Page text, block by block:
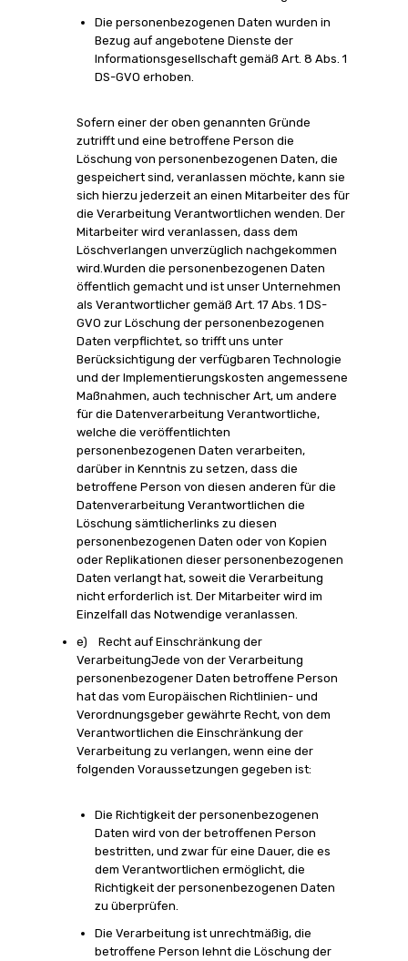
Die personenbezogenen Daten wurden in
Bezug auf angebotene Dienste der
Informationsgesellschaft gemäß Art. 8 Abs. 1
DS-GVO erhoben.
Sofern einer der oben genannten Gründe
zutrifft und eine betroffene Person die
Löschung von personenbezogenen Daten, die
gespeichert sind, veranlassen möchte, kann sie
sich hierzu jederzeit an einen Mitarbeiter des für
die Verarbeitung Verantwortlichen wenden. Der
Mitarbeiter wird veranlassen, dass dem
Löschverlangen unverzüglich nachgekommen
wird.Wurden die personenbezogenen Daten
öffentlich gemacht und ist unser Unternehmen
als Verantwortlicher gemäß Art. 17 Abs. 1 DS-
GVO zur Löschung der personenbezogenen
Daten verpflichtet, so trifft uns unter
Berücksichtigung der verfügbaren Technologie
und der Implementierungskosten angemessene
Maßnahmen, auch technischer Art, um andere
für die Datenverarbeitung Verantwortliche,
welche die veröffentlichten
personenbezogenen Daten verarbeiten,
darüber in Kenntnis zu setzen, dass die
betroffene Person von diesen anderen für die
Datenverarbeitung Verantwortlichen die
Löschung sämtlicherlinks zu diesen
personenbezogenen Daten oder von Kopien
oder Replikationen dieser personenbezogenen
Daten verlangt hat, soweit die Verarbeitung
nicht erforderlich ist. Der Mitarbeiter wird im
Einzelfall das Notwendige veranlassen.
e) Recht auf Einschränkung der
VerarbeitungJede von der Verarbeitung
personenbezogener Daten betroffene Person
hat das vom Europäischen Richtlinien- und
Verordnungsgeber gewährte Recht, von dem
Verantwortlichen die Einschränkung der
Verarbeitung zu verlangen, wenn eine der
folgenden Voraussetzungen gegeben ist:
Die Richtigkeit der personenbezogenen
Daten wird von der betroffenen Person
bestritten, und zwar für eine Dauer, die es
dem Verantwortlichen ermöglicht, die
Richtigkeit der personenbezogenen Daten
zu überprüfen.
Die Verarbeitung ist unrechtmäßig, die
betroffene Person lehnt die Löschung der